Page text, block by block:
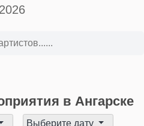
в Ангарске
Выберите дату